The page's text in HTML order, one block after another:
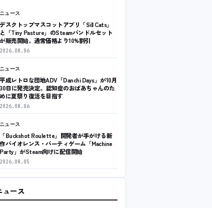
ニュース
デスクトップマスコットアプリ「Sill Cats」
と「Tiny Pasture」のSteamバンドルセット
が販売開始。通常価格より10%割引
2026.08.06
ニュース
平成レトロな団地ADV「Danchi Days」が10月
30日に発売決定。認知症のおばあちゃんのた
めに夏祭り復活を目指す
2026.08.06
ニュース
「Buckshot Roulette」開発者が手がける新
作バイオレンス・パーティゲーム「Machine
Party」がSteam向けに配信開始
2026.08.05
ュース